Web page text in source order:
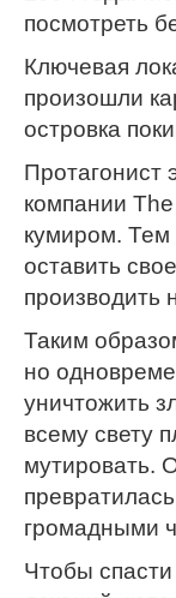
посмотреть
Ключевая
произошли
островка
Протагонист
компании
кумиром. Тем
оставить
производить
Таким
но
уничтожить
всему свету
мутировать.
громадными
Чтобы